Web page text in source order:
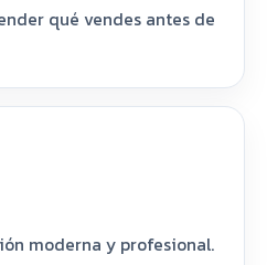
qué vendes antes de
moderna y profesional.